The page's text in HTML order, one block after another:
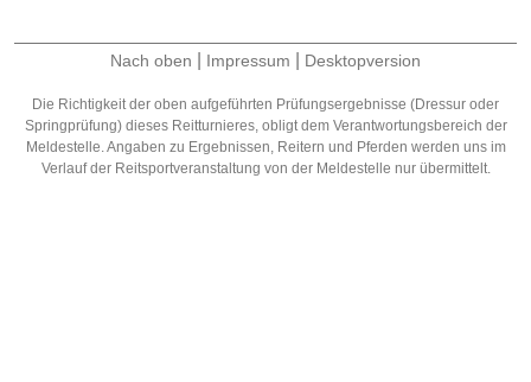
Nach oben Impressum Desktopversion
Die Richtigkeit der oben aufgeführten Prüfungsergebnisse (Dressur oder
Springprüfung) dieses Reitturnieres, obligt dem Verantwortungsbereich der
Meldestelle. Angaben zu Ergebnissen, Reitern und Pferden werden uns im
Verlauf der Reitsportveranstaltung von der Meldestelle nur übermittelt.